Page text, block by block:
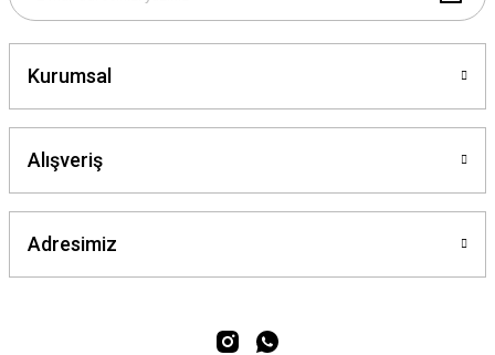
Kurumsal
Alışveriş
Adresimiz